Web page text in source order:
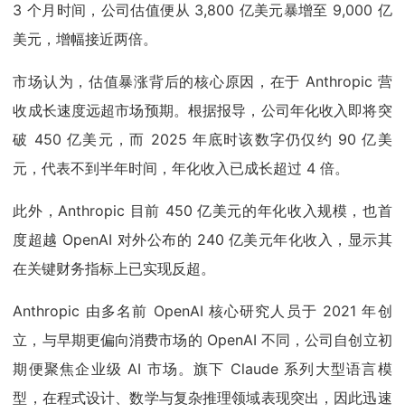
3 个月时间，公司估值便从 3,800 亿美元暴增至 9,000 亿
美元，增幅接近两倍。
市场认为，估值暴涨背后的核心原因，在于 Anthropic 营
收成长速度远超市场预期。根据报导，公司年化收入即将突
破 450 亿美元，而 2025 年底时该数字仍仅约 90 亿美
元，代表不到半年时间，年化收入已成长超过 4 倍。
此外，Anthropic 目前 450 亿美元的年化收入规模，也首
度超越 OpenAI 对外公布的 240 亿美元年化收入，显示其
在关键财务指标上已实现反超。
Anthropic 由多名前 OpenAI 核心研究人员于 2021 年创
立，与早期更偏向消费市场的 OpenAI 不同，公司自创立初
期便聚焦企业级 AI 市场。旗下 Claude 系列大型语言模
型，在程式设计、数学与复杂推理领域表现突出，因此迅速